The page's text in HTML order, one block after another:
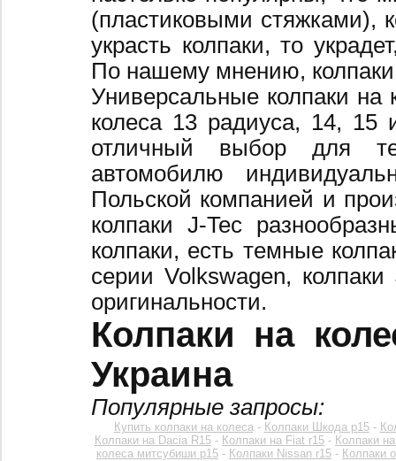
(пластиковыми стяжками),
украсть колпаки, то
По нашему мнению,
Универсальные колпаки
колеса 13 радиуса, 14,
отличный выбор для
автомобилю
Польской компанией и
колпаки J-Tec
колпаки, есть темные
серии Volkswagen,
оригинальности.
Колпаки на
Украина
Популярные запросы:
Купить колпаки на колеса- Колпаки Шкода р15-
Колпаки на Dacia R15 - Колпаки на Fiat r15 - Колпаки
колеса митсубиши р15 - Колпаки Nissan r15 - Колпаки